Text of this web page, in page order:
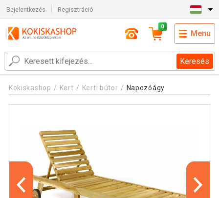
Bejelentkezés Regisztráció
Keresés
0
Menu
Kokiskashop Kert Kerti bútor Napozóágy